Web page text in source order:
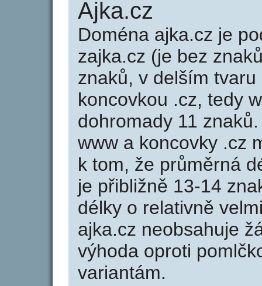
Ajka.cz
Doména ajka.cz je
zajka.cz (je bez
znaků, v delším
koncovkou .cz, tedy
dohromady 11
www a koncovky .cz
k tom, že průměrná
je přibližně 13-14
délky o relativně
ajka.cz neobsahuje
výhoda oproti
variantám.